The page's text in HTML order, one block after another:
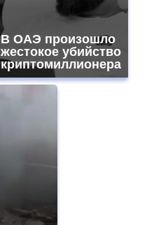
В ОАЭ произошло
жестокое убийство
криптомиллионера